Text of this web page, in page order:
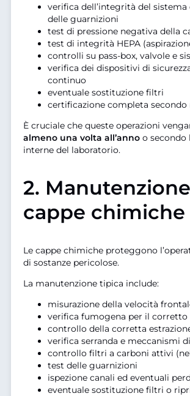
verifica dell’integrità del
delle guarnizioni
test di pressione negativa della
test di integrità HEPA
controlli su pass-box, valvole e
verifica dei dispositivi di
continuo
eventuale sostituzione filtri
certificazione completa
È cruciale che queste operazioni
almeno una volta all’anno o secondo
interne del laboratorio.
2.
cappe chimiche
Le cappe chimiche proteggono
di sostanze pericolose.
La manutenzione tipica include:
misurazione della velocità
verifica fumogena per il
controllo della corretta
verifica serranda e meccanismi
controllo filtri a carboni attivi
test delle guarnizioni
ispezione canali ed eventuali
eventuale sostituzione filtri o